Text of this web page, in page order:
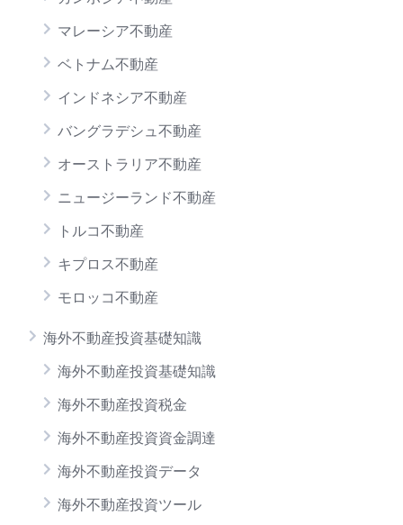
マレーシア不動産
ベトナム不動産
インドネシア不動産
バングラデシュ不動産
オーストラリア不動産
ニュージーランド不動産
トルコ不動産
キプロス不動産
モロッコ不動産
海外不動産投資基礎知識
海外不動産投資基礎知識
海外不動産投資税金
海外不動産投資資金調達
海外不動産投資データ
海外不動産投資ツール